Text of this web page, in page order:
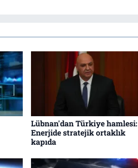
Lübnan'dan Türkiye hamlesi:
Enerjide stratejik ortaklık
kapıda